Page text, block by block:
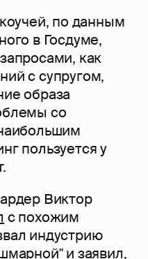
по данным
в Госдуме,
как
с супругом,
образа
со
пользуется у
Виктор
с похожим
индустрию
и заявил,